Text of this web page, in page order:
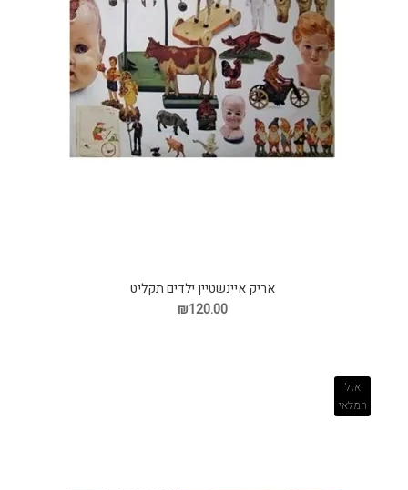
אריק איינשטיין ילדים תקליט
₪120.00
אזל
המלאי